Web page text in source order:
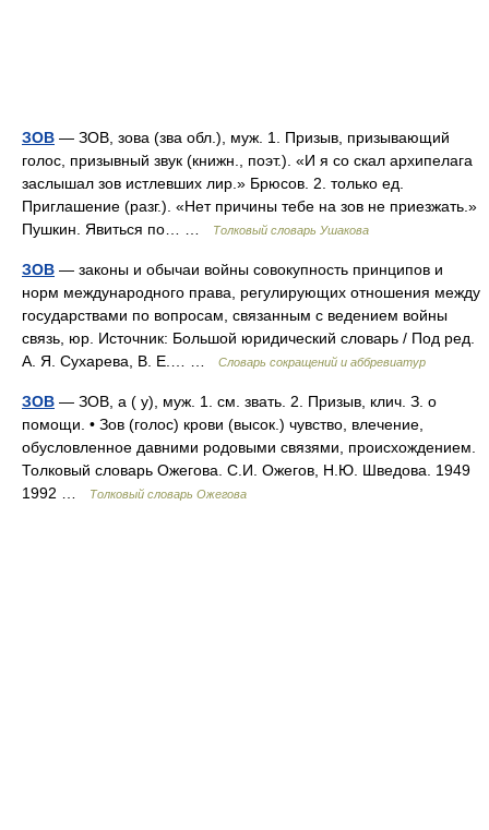
ЗОВ — ЗОВ, зова (зва обл.), муж. 1. Призыв, призывающий
голос, призывный звук (книжн., поэт.). «И я со скал архипелага
заслышал зов истлевших лир.» Брюсов. 2. только ед.
Приглашение (разг.). «Нет причины тебе на зов не приезжать.»
Пушкин. Явиться по… …
Толковый словарь Ушакова
ЗОВ — законы и обычаи войны совокупность принципов и
норм международного права, регулирующих отношения между
государствами по вопросам, связанным с ведением войны
связь, юр. Источник: Большой юридический словарь / Под ред.
А. Я. Сухарева, В. Е.… …
Словарь сокращений и аббревиатур
ЗОВ — ЗОВ, а ( у), муж. 1. см. звать. 2. Призыв, клич. З. о
помощи. • Зов (голос) крови (высок.) чувство, влечение,
обусловленное давними родовыми связями, происхождением.
Толковый словарь Ожегова. С.И. Ожегов, Н.Ю. Шведова. 1949
1992 …
Толковый словарь Ожегова